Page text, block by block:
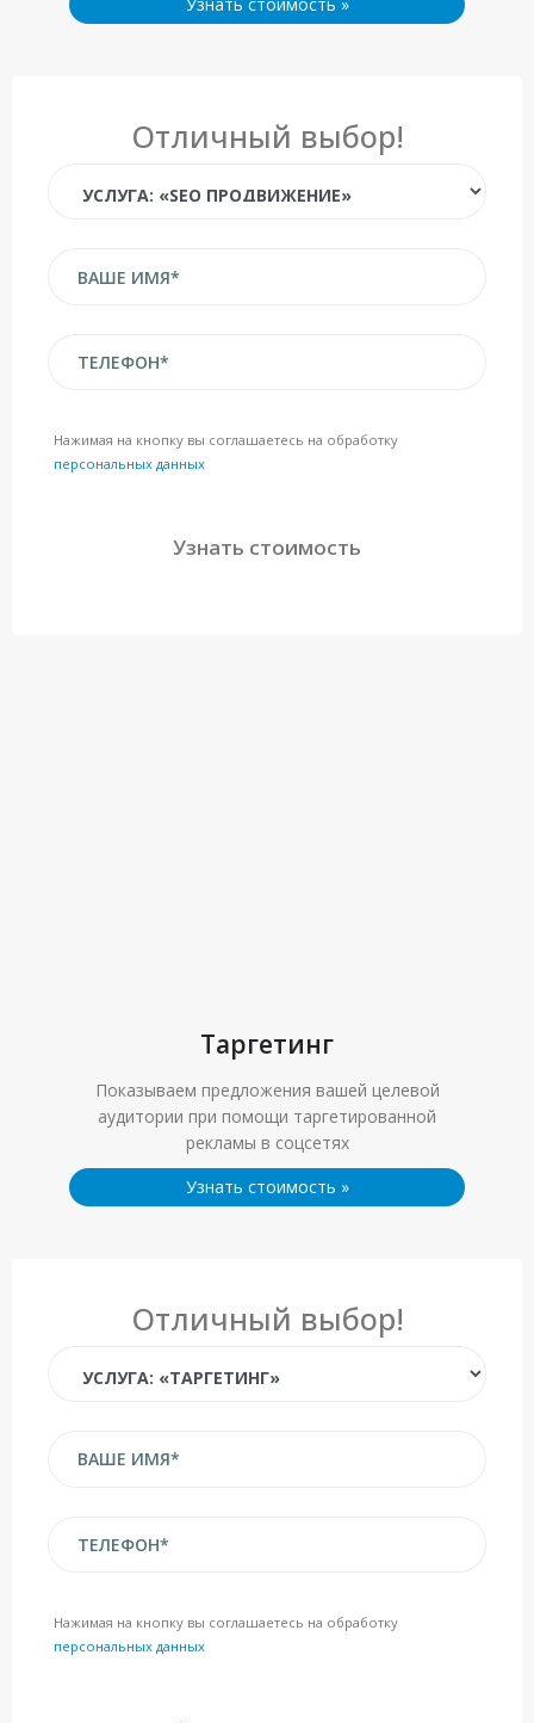
Отличный выбор!
Нажимая на кнопку вы соглашаетесь на обработку
персональных данных
Таргетинг
Показываем предложения вашей целевой
аудитории при помощи таргетированной
рекламы в соцсетях
Узнать стоимость »
Отличный выбор!
Нажимая на кнопку вы соглашаетесь на обработку
персональных данных